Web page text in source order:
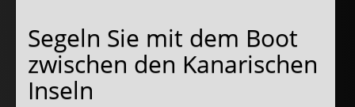
Segeln Sie mit dem Boot
zwischen den Kanarischen
Inseln